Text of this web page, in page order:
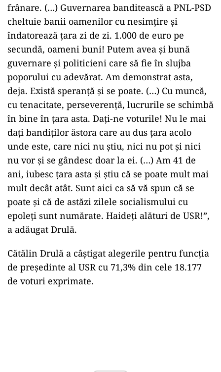
frânare. (…) Guvernarea banditească a PNL-PSD
cheltuie banii oamenilor cu nesimţire şi
îndatorează ţara zi de zi. 1.000 de euro pe
secundă, oameni buni! Putem avea şi bună
guvernare şi politicieni care să fie în slujba
poporului cu adevărat. Am demonstrat asta,
deja. Există speranţă şi se poate. (…) Cu muncă,
cu tenacitate, perseverenţă, lucrurile se schimbă
în bine în ţara asta. Daţi-ne voturile! Nu le mai
daţi bandiţilor ăstora care au dus ţara acolo
unde este, care nici nu ştiu, nici nu pot şi nici
nu vor şi se gândesc doar la ei. (…) Am 41 de
ani, iubesc ţara asta şi ştiu că se poate mult mai
mult decât atât. Sunt aici ca să vă spun că se
poate şi că de astăzi zilele socialismului cu
epoleţi sunt numărate. Haideţi alături de USR!”,
a adăugat Drulă.
Cătălin Drulă a câştigat alegerile pentru funcţia
de preşedinte al USR cu 71,3% din cele 18.177
de voturi exprimate.